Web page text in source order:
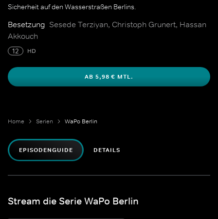
Sicherheit auf den Wasserstraßen Berlins.
Besetzung Sesede Terziyan, Christoph Grunert, Hassan
Akkouch
12 HD
AB 5,98 € MTL.
Home Serien WaPo Berlin
EPISODENGUIDE DETAILS
Stream die Serie WaPo Berlin